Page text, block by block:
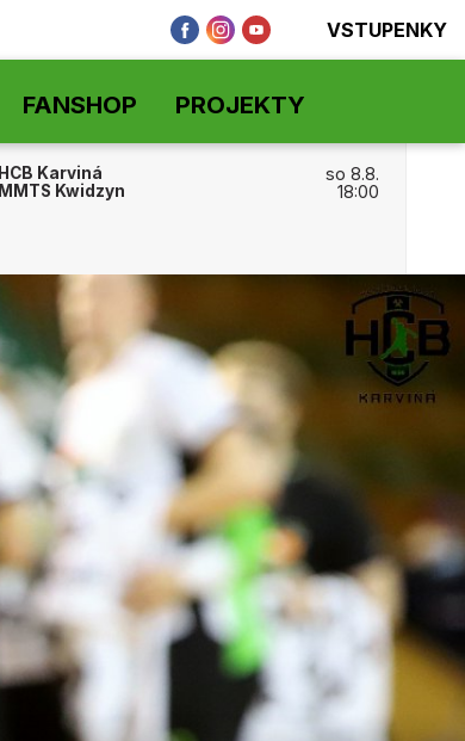
VSTUPENKY
FANSHOP PROJEKTY
HCB Karviná
MMTS Kwidzyn
so 8.8.
18:00